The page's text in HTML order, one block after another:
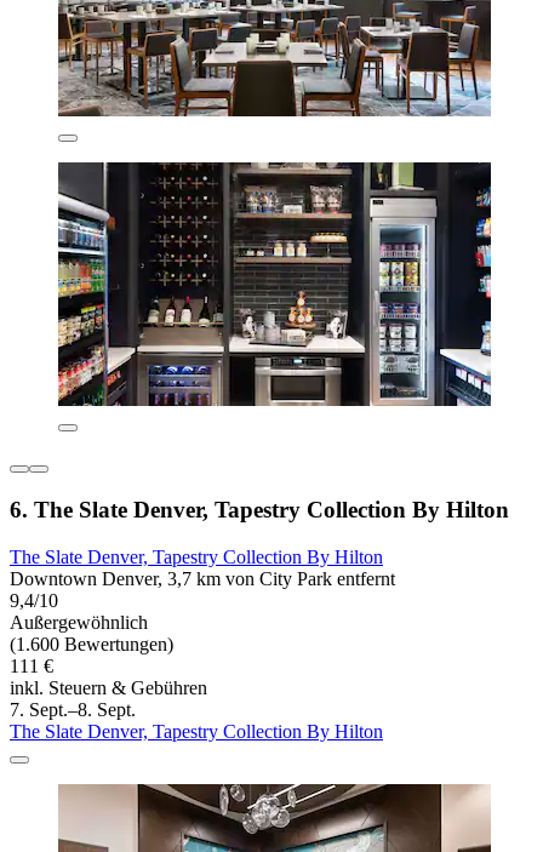
6. The Slate Denver, Tapestry Collection By Hilton
The Slate Denver, Tapestry Collection By Hilton
Downtown Denver, 3,7 km von City Park entfernt
9,4/10
Außergewöhnlich
(1.600 Bewertungen)
111 €
inkl. Steuern & Gebühren
7. Sept.–8. Sept.
The Slate Denver, Tapestry Collection By Hilton